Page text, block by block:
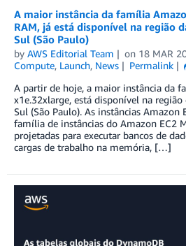
A maior instância da família
RAM, já está disponível na região
Sul (São Paulo)
by AWS Editorial Team on 18 MAR
Compute, Launch, News Permalink
A partir de hoje, a maior instância da
x1e.32xlarge, está disponível na região
Sul (São Paulo). As instâncias Amazon
família de instâncias do Amazon EC2
projetadas para executar bancos de
cargas de trabalho na memória, […]